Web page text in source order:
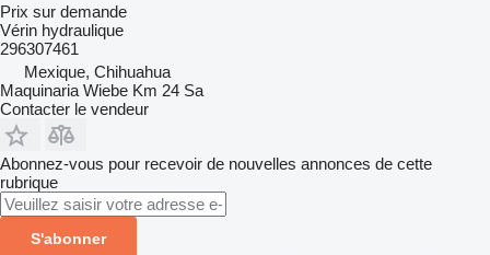
Prix sur demande
Vérin hydraulique
296307461
Mexique, Chihuahua
Maquinaria Wiebe Km 24 Sa
Contacter le vendeur
Abonnez-vous pour recevoir de nouvelles annonces de cette
rubrique
S'abonner